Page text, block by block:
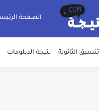
الصفحة
تنسيق الثانوية نتيجة الدبلومات